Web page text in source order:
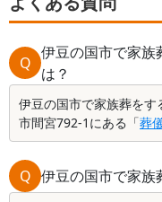
Q
伊豆の国市で家族
は？
伊豆の国市で家族葬を
市間宮792-1にある「葬
Q 伊豆の国市で家族